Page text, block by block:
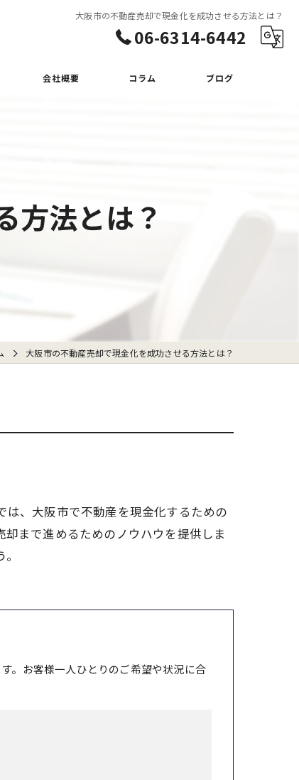
大阪市の不動産売却で現金化を成功させる方法とは？
06-6314-6442
会社概要 コラム ブログ
方法とは？
大阪市の不動産売却で現金化を成功させる方法とは？
、大阪市で不動産を現金化するための
まで進めるためのノウハウを提供しま
。お客様一人ひとりのご希望や状況に合